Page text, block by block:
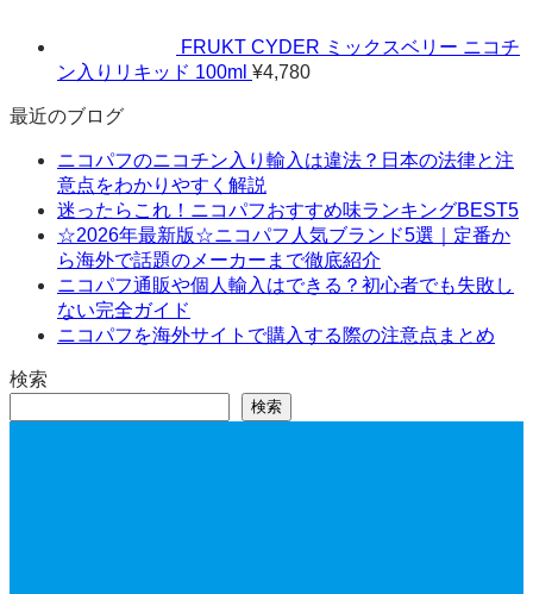
FRUKT CYDER ミックスベリー ニコチ
ン入りリキッド 100ml ¥4,780
最近のブログ
ニコパフのニコチン入り輸入は違法？日本の法律と注
意点をわかりやすく解説
迷ったらこれ！ニコパフおすすめ味ランキングBEST5
☆2026年最新版☆ニコパフ人気ブランド5選｜定番か
ら海外で話題のメーカーまで徹底紹介
ニコパフ通販や個人輸入はできる？初心者でも失敗し
ない完全ガイド
ニコパフを海外サイトで購入する際の注意点まとめ
検索
検索